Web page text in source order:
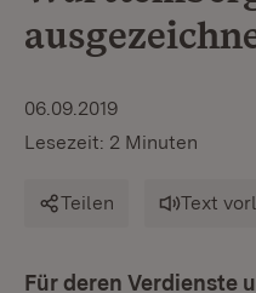
06.09.2019
Lesezeit: 2 Minuten
Teilen Text
Für deren Verdienste